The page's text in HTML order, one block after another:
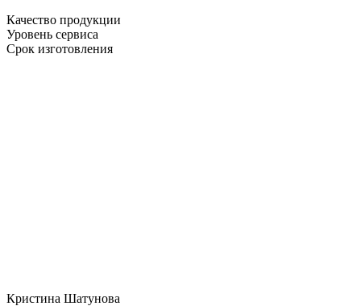
Качество продукции
Уровень сервиса
Срок изготовления
Кристина Шатунова